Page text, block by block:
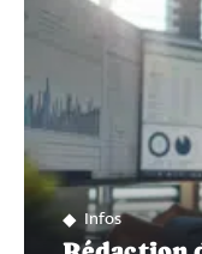
Infos